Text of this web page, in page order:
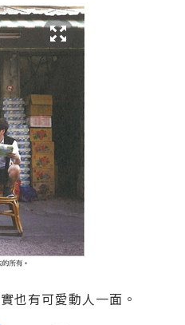
也有可愛動人一面。